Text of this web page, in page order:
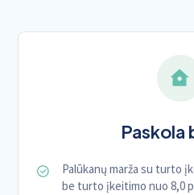
Paskola
Palūkanų marža su turto
be turto įkeitimo nuo 8,0